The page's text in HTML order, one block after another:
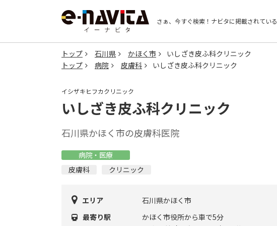
さぁ、今すぐ検索！ ナビタに掲載されている
トップ 石川県 かほく市
いしざき皮ふ科クリニック
トップ
病院 皮膚科 いしざき皮ふ科クリニック
イシザキヒフカクリニック
いしざき皮ふ科クリニック
石川県かほく市の皮膚科医院
病院・医療
皮膚科
クリニック
エリア
石川県かほく市
最寄り駅
かほく市役所から車で5分